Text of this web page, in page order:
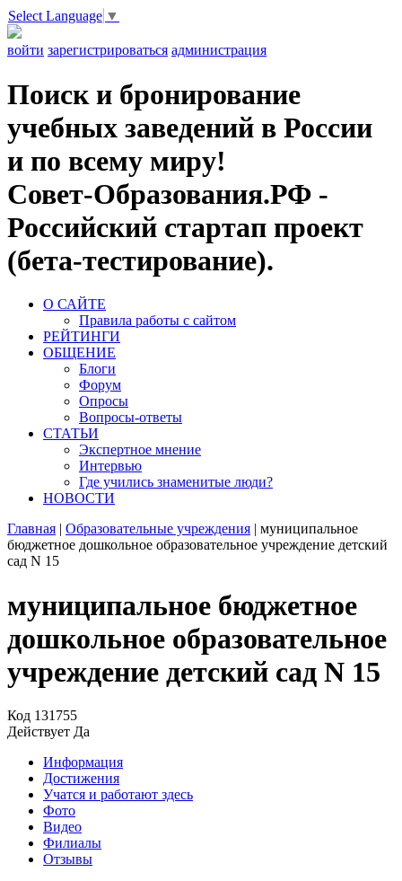
Select Language ▼
войти зарегистрироваться администрация
Поиск и бронирование
учебных заведений в России
и по всему миру!
Совет-Образования.РФ -
Российский стартап проект
(бета-тестирование).
О САЙТЕ
Правила работы с сайтом
РЕЙТИНГИ
ОБЩЕНИЕ
Блоги
Форум
Опросы
Вопросы-ответы
СТАТЬИ
Экспертное мнение
Интервью
Где учились знаменитые люди?
НОВОСТИ
Главная | Образовательные учреждения | муниципальное
бюджетное дошкольное образовательное учреждение детский
сад N 15
муниципальное бюджетное
дошкольное образовательное
учреждение детский сад N 15
Код 131755
Действует Да
Информация
Достижения
Учатся и работают здесь
Фото
Видео
Филиалы
Отзывы